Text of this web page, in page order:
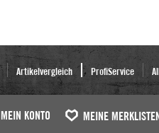
Artikelvergleich ProfiService
MEIN KONTO MEINE